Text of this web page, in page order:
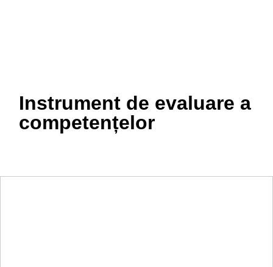
Instrument de evaluare a
competențelor